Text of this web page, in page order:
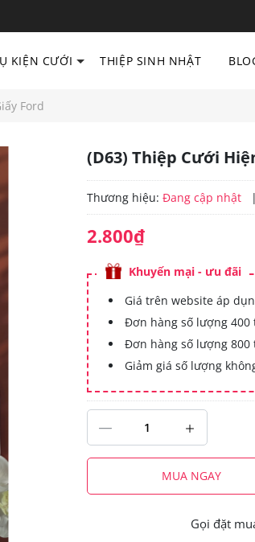
KIỆN CƯỚI THIỆP SINH NHẬT
Ford
(D63) Thiệp Cưới
Thương hiệu: Đang cập nhật
2.800₫
Khuyến mại - ưu đãi
Giá trên website áp
Đơn hàng số lượng 400
Đơn hàng số lượng 800
Giảm giá số lượng
MUA NGAY
Gọi đặt